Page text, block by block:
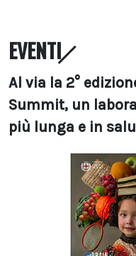
EVENTI
Al via la 2°
Summit, un
più lunga e in